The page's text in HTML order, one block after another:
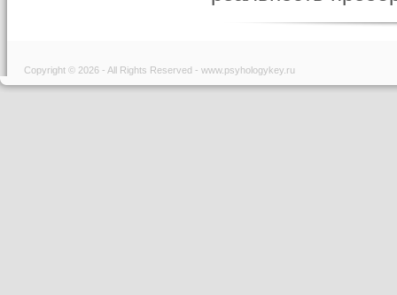
Copyright © 2026 - All Rights Reserved - www.psyhologykey.ru